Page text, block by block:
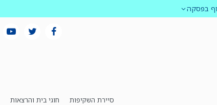
בפסקה
סיירת השקיפות חוגי בית והרצאות